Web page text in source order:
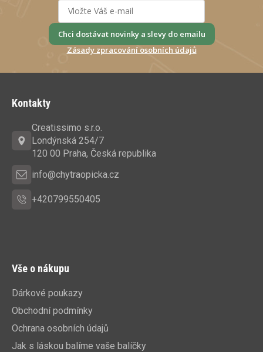
Chci dostávat novinky a slevy do emailu
Zásady zpracování osobních údajů
Kontakty
Creatissimo s.r.o.
Londýnská 254/7
120 00 Praha, Česká republika
info@chytraopicka.cz
+420799550405
Vše o nákupu
Dárkové poukazy
Obchodní podmínky
Ochrana osobních údajů
Jak s láskou balíme vaše balíčky